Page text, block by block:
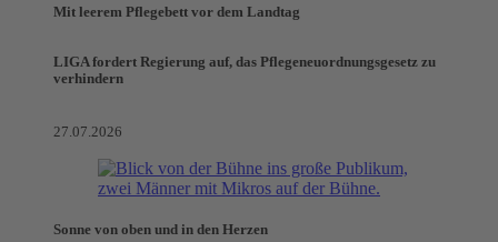
Mit leerem Pflegebett vor dem Landtag
LIGA fordert Regierung auf, das Pflegeneuordnungsgesetz zu
verhindern
27.07.2026
Sonne von oben und in den Herzen